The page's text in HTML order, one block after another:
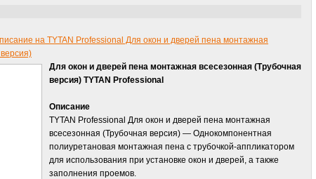
на TYTAN Professional Для окон и дверей пена монтажная
Для окон и дверей пена монтажная всесезонная (Трубочная
версия) TYTAN Professional
Описание
TYTAN Professional Для окон и дверей пена монтажная
всесезонная (Трубочная версия) — Однокомпонентная
полиуретановая монтажная пена с трубочкой-аппликатором
для использования при установке окон и дверей, а также
заполнения проемов.